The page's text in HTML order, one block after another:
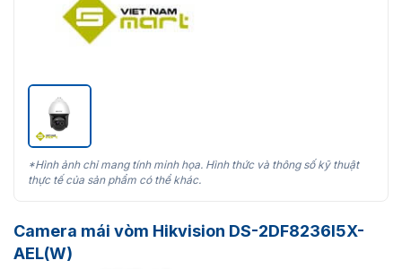
*Hình ảnh chỉ mang tính minh họa. Hình thức và thông số kỹ thuật
thực tế của sản phẩm có thể khác.
Camera mái vòm Hikvision DS-2DF8236I5X-
AEL(W)